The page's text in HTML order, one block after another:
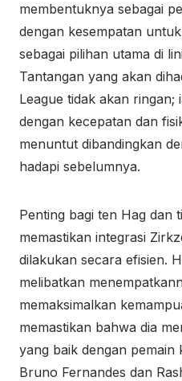
membentuknya sebagai
dengan kesempatan
sebagai pilihan utama di
Tantangan yang akan
League tidak akan
dengan kecepatan dan
menuntut dibandingkan
hadapi sebelumnya.
Penting bagi ten Hag dan
memastikan integrasi
dilakukan secara efisien.
melibatkan
memaksimalkan
memastikan bahwa dia
yang baik dengan pemain
Bruno Fernandes dan